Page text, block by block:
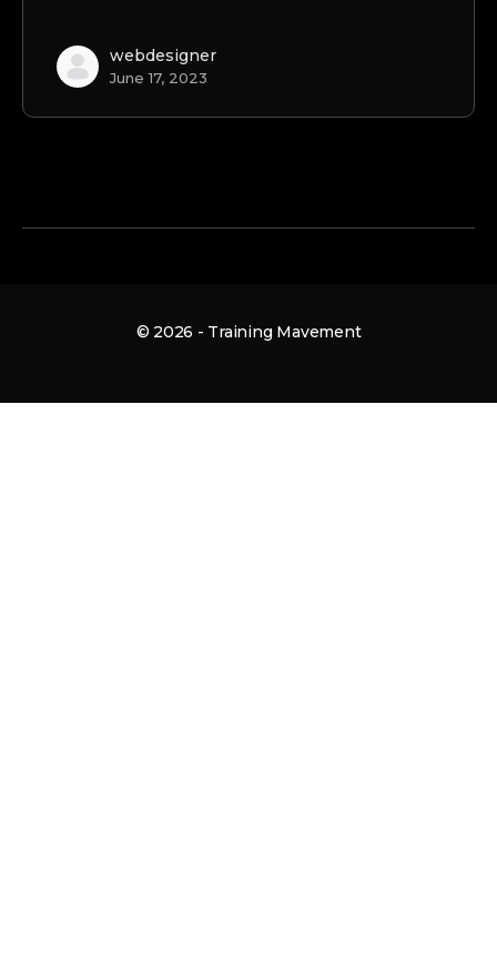
webdesigner
June 17, 2023
© 2026 - Training Mavement